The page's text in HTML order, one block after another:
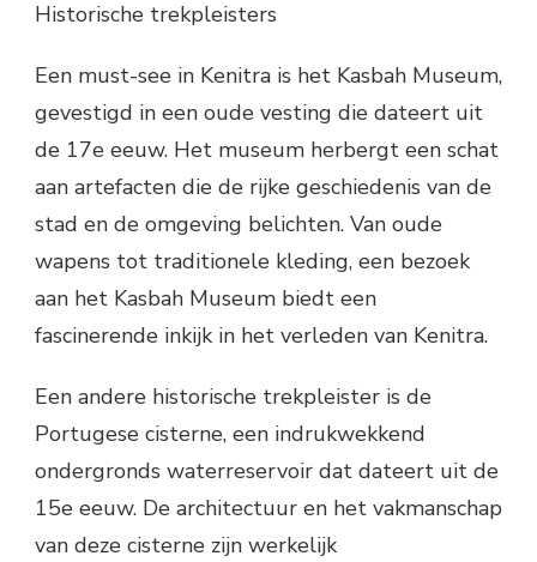
Historische trekpleisters
Een must-see in Kenitra is het Kasbah Museum,
gevestigd in een oude vesting die dateert uit
de 17e eeuw. Het museum herbergt een schat
aan artefacten die de rijke geschiedenis van de
stad en de omgeving belichten. Van oude
wapens tot traditionele kleding, een bezoek
aan het Kasbah Museum biedt een
fascinerende inkijk in het verleden van Kenitra.
Een andere historische trekpleister is de
Portugese cisterne, een indrukwekkend
ondergronds waterreservoir dat dateert uit de
15e eeuw. De architectuur en het vakmanschap
van deze cisterne zijn werkelijk